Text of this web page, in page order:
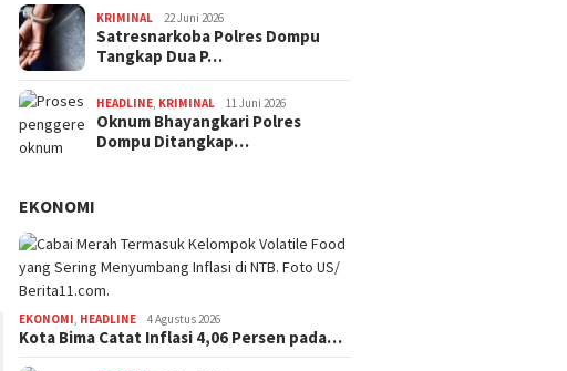
KRIMINAL 22 Juni 2026
Satresnarkoba Polres Dompu
Tangkap Dua P…
HEADLINE, KRIMINAL 11 Juni 2026
Oknum Bhayangkari Polres
Dompu Ditangkap…
EKONOMI
EKONOMI, HEADLINE 4 Agustus 2026
Kota Bima Catat Inflasi 4,06 Persen pada…